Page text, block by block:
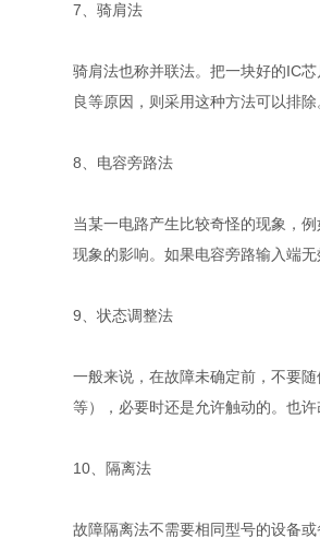
7、骑肩法
骑肩法也称并联法。把一块好的IC
良等原因，则采用这种方法可以排除
8、电容旁路法
当某一电路产生比较奇怪的现象，
现象的影响。如果电容旁路输入端
9、状态调整法
一般来说，在故障未确定前，不要
等），必要时还是允许触动的。也许
10、隔离法
故障隔离法不需要相同型号的设备